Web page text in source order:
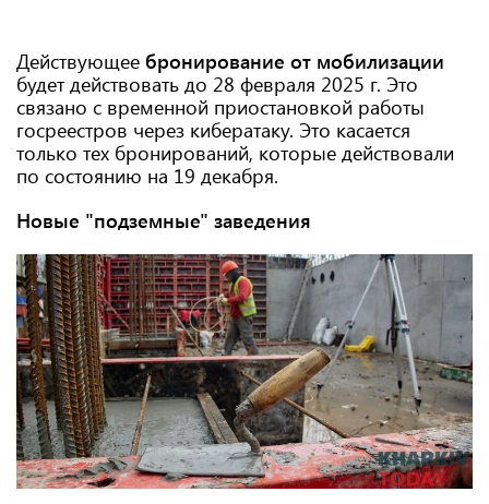
Действующее бронирование от мобилизации
будет действовать до 28 февраля 2025 г. Это
связано с временной приостановкой работы
госреестров через кибератаку. Это касается
только тех бронирований, которые действовали
по состоянию на 19 декабря.
Новые "подземные" заведения